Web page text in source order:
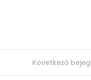
Következő